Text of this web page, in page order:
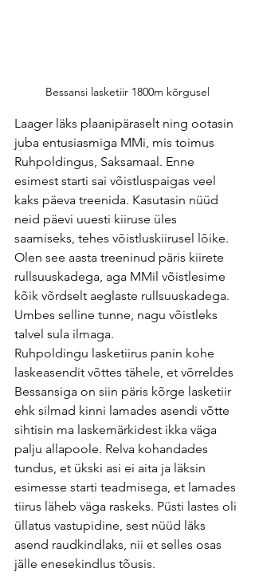
Bessansi lasketiir 1800m kõrgusel
Laager läks plaanipäraselt ning ootasin
juba entusiasmiga MMi, mis toimus
Ruhpoldingus, Saksamaal. Enne
esimest starti sai võistluspaigas veel
kaks päeva treenida. Kasutasin nüüd
neid päevi uuesti kiiruse üles
saamiseks, tehes võistluskiirusel lõike.
Olen see aasta treeninud päris kiirete
rullsuuskadega, aga MMil võistlesime
kõik võrdselt aeglaste rullsuuskadega.
Umbes selline tunne, nagu võistleks
talvel sula ilmaga.
Ruhpoldingu lasketiirus panin kohe
laskeasendit võttes tähele, et võrreldes
Bessansiga on siin päris kõrge lasketiir
ehk silmad kinni lamades asendi võtte
sihtisin ma laskemärkidest ikka väga
palju allapoole. Relva kohandades
tundus, et ükski asi ei aita ja läksin
esimesse starti teadmisega, et lamades
tiirus läheb väga raskeks. Püsti lastes oli
üllatus vastupidine, sest nüüd läks
asend raudkindlaks, nii et selles osas
jälle enesekindlus tõusis.